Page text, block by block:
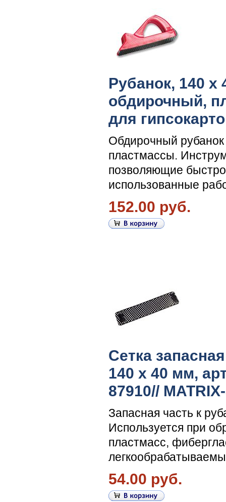
Рубанок, 140 х
обдирочный,
для
Обдирочный рубанок
пластмассы.
позволяющие
использованные
152.00 руб.
Сетка
140 х 40 мм,
87910//
Запасная часть к
Используется при
пластмасс,
54.00 руб.